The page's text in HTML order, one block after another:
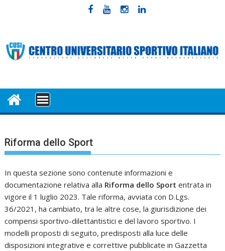
MENU
Riforma dello Sport
In questa sezione sono contenute informazioni e
documentazione relativa alla Riforma dello Sportentrata in
vigore il 1 luglio 2023. Tale riforma, avviata con D.Lgs.
36/2021, ha cambiato, tra le altre cose, la giurisdizione dei
compensi sportivo-dilettantistici e del lavoro sportivo. I
modelli proposti di seguito, predisposti alla luce delle
disposizioni integrative e correttive pubblicate in Gazzetta